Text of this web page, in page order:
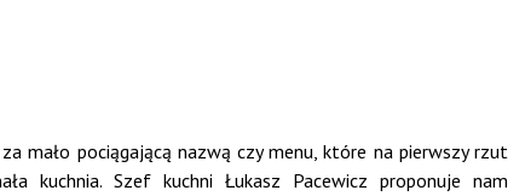
mało pociągającą nazwą czy menu, które na pierwszy rzut
kuchnia. Szef kuchni Łukasz Pacewicz proponuje nam